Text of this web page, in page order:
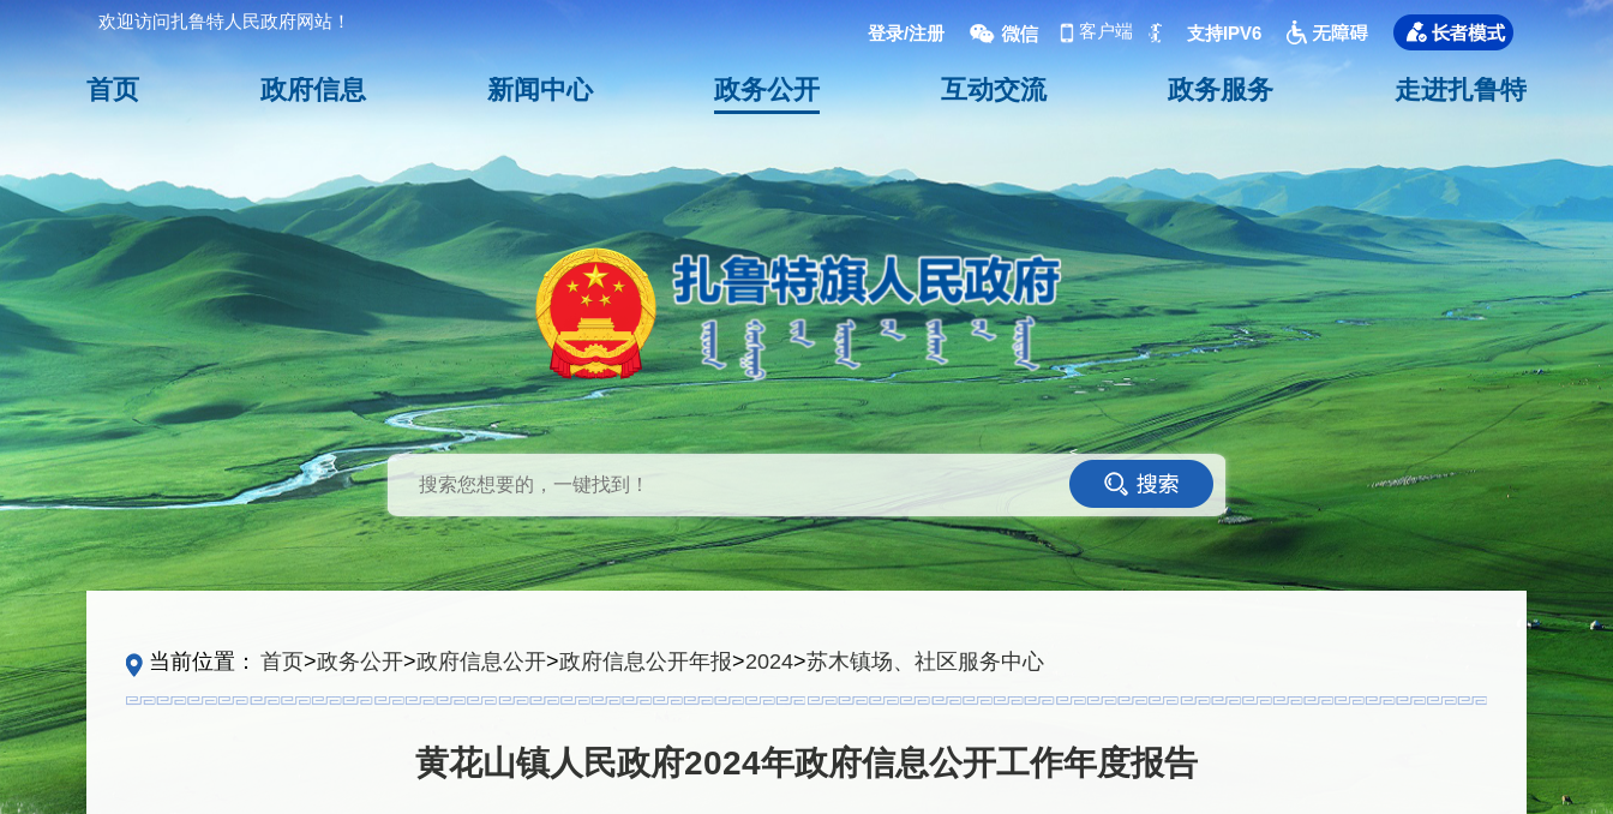
欢迎访问扎鲁特人民政府网站！
登录/注册 客户端 支持IPV6
首页 政府信息 新闻中心 政务公开 互动交流 政务服务 走进扎鲁特
<
当前位置： 首页>政务公开>政府信息公开>政府信息公开年报>2024>苏木镇场、社区服务中心
黄花山镇人民政府2024年政府信息公开工作年度报告